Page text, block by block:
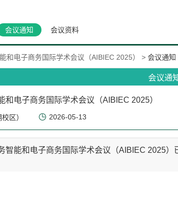
会议通知 会议资料
和电子商务国际学术会议（AIBIEC 2025） > 会议通知
会议通
和电子商务国际学术会议（AIBIEC 2025）
区） 2026-05-13
智能和电子商务国际学术会议（AIBIEC 2025